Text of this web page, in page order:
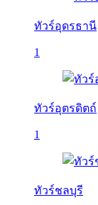
ทัวร์อุดรธานี
1
ทัวร์อุตรดิตถ์
1
ทัวร์ชลบุรี